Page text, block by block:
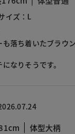
イズ：L
落ち着いたブラウ
なりそうです。
体型大柄